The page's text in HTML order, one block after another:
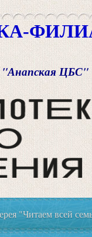
"Анапская ЦБС"
"Читаем всей